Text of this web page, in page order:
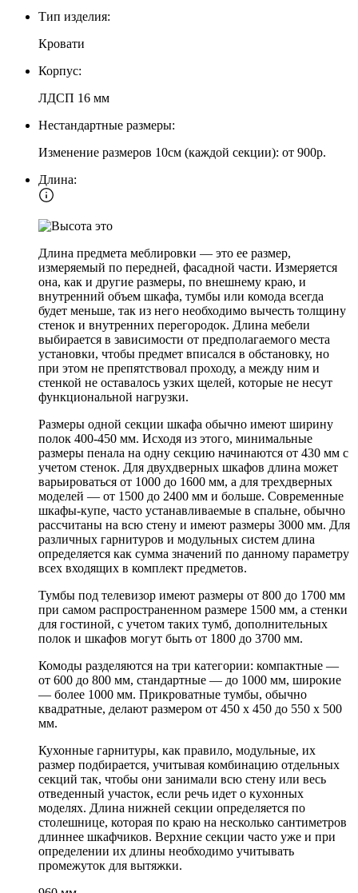
Тип изделия:
Кровати
Корпус:
ЛДСП 16 мм
Нестандартные размеры:
Изменение размеров 10см (каждой секции): от 900р.
Длина:
Длина предмета меблировки — это ее размер,
измеряемый по передней, фасадной части. Измеряется
она, как и другие размеры, по внешнему краю, и
внутренний объем шкафа, тумбы или комода всегда
будет меньше, так из него необходимо вычесть толщину
стенок и внутренних перегородок. Длина мебели
выбирается в зависимости от предполагаемого места
установки, чтобы предмет вписался в обстановку, но
при этом не препятствовал проходу, а между ним и
стенкой не оставалось узких щелей, которые не несут
функциональной нагрузки.
Размеры одной секции шкафа обычно имеют ширину
полок 400-450 мм. Исходя из этого, минимальные
размеры пенала на одну секцию начинаются от 430 мм с
учетом стенок. Для двухдверных шкафов длина может
варьироваться от 1000 до 1600 мм, а для трехдверных
моделей — от 1500 до 2400 мм и больше. Современные
шкафы-купе, часто устанавливаемые в спальне, обычно
рассчитаны на всю стену и имеют размеры 3000 мм. Для
различных гарнитуров и модульных систем длина
определяется как сумма значений по данному параметру
всех входящих в комплект предметов.
Тумбы под телевизор имеют размеры от 800 до 1700 мм
при самом распространенном размере 1500 мм, а стенки
для гостиной, с учетом таких тумб, дополнительных
полок и шкафов могут быть от 1800 до 3700 мм.
Комоды разделяются на три категории: компактные —
от 600 до 800 мм, стандартные — до 1000 мм, широкие
— более 1000 мм. Прикроватные тумбы, обычно
квадратные, делают размером от 450 х 450 до 550 х 500
мм.
Кухонные гарнитуры, как правило, модульные, их
размер подбирается, учитывая комбинацию отдельных
секций так, чтобы они занимали всю стену или весь
отведенный участок, если речь идет о кухонных
моделях. Длина нижней секции определяется по
столешнице, которая по краю на несколько сантиметров
длиннее шкафчиков. Верхние секции часто уже и при
определении их длины необходимо учитывать
промежуток для вытяжки.